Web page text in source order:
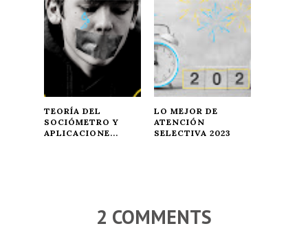
TEORÍA DEL
SOCIÓMETRO Y
APLICACIONE...
LO MEJOR DE
ATENCIÓN
SELECTIVA 2023
2 COMMENTS